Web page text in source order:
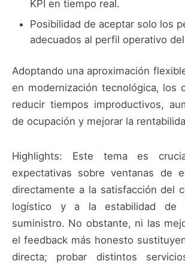
KPI en tiempo real.
Posibilidad de aceptar solo los
adecuados al perfil operativo
Adoptando una aproximación
en modernización tecnológica, los
reducir tiempos improductivos,
de ocupación y mejorar la
Highlights: Este tema es
expectativas sobre ventanas de
directamente a la satisfacción del
logístico y a la estabilidad de
suministro. No obstante, ni las
el feedback más honesto
directa; probar distintos